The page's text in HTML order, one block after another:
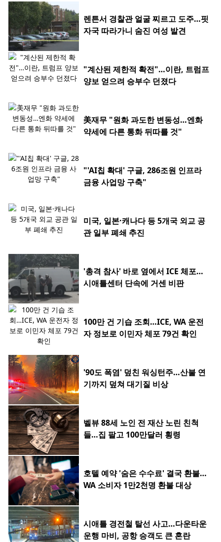
렌튼서 경찰관 얼굴 찌르고 도주…핏
자국 따라가니 숨진 여성 발견
"계산된 제한적 확전"…이란, 트럼프
양보 얻으려 승부수 던졌다
美재무 "원화 과도한 변동성…엔화
약세에 다른 통화 뒤따를 것"
"'AI칩 확대' 구글, 286조원 인프라
금융 사업망 구축"
미국, 일본·캐나다 등 5개국 외교 공
관 일부 폐쇄 추진
'총격 참사' 바로 옆에서 ICE 체포…
시애틀센터 단속에 거센 비판
100만 건 기습 조회…ICE, WA 운전
자 정보로 이민자 체포 79건 확인
'90도 폭염' 덮친 워싱턴주…산불 연
기까지 덮쳐 대기질 비상
벨뷰 88세 노인 전 재산 노린 친척
들…집 팔고 100만달러 횡령
호텔 예약 '숨은 수수료' 결국 환불…
WA 소비자 1만2천명 환불 대상
시애틀 경전철 탈선 사고…다운타운
운행 마비, 공항 승객도 큰 혼란